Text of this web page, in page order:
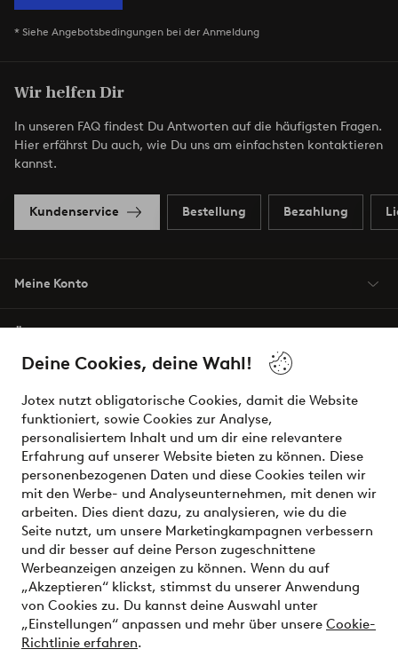
Deine Cookies, deine Wahl!
Jotex nutzt obligatorische Cookies, damit die Website
funktioniert, sowie Cookies zur Analyse,
personalisiertem Inhalt und um dir eine relevantere
Erfahrung auf unserer Website bieten zu können. Diese
personenbezogenen Daten und diese Cookies teilen wir
mit den Werbe- und Analyseunternehmen, mit denen wir
arbeiten. Dies dient dazu, zu analysieren, wie du die
Seite nutzt, um unsere Marketingkampagnen verbessern
und dir besser auf deine Person zugeschnittene
Werbeanzeigen anzeigen zu können. Wenn du auf
„Akzeptieren“ klickst, stimmst du unserer Anwendung
von Cookies zu. Du kannst deine Auswahl unter
„Einstellungen“ anpassen und mehr über unsere Cookie-
Richtlinie erfahren.
* Siehe Angebotsbedingungen bei der Anmeldung
Wir helfen Dir
In unseren FAQ findest Du Antworten auf die häufigsten Fragen.
Hier erfährst Du auch, wie Du uns am einfachsten kontaktieren
kannst.
Kundenservice Bestellung Bezahlung
Meine Konto
Bedingungen
Sichere Zahlungen - Jetzt bezahlen oder aufteilen
Möchtest du mehr über unsere
Zahlungsmöglichkeitenerfahren?